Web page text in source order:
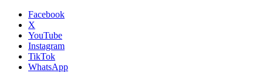
Facebook
X
YouTube
Instagram
TikTok
WhatsApp